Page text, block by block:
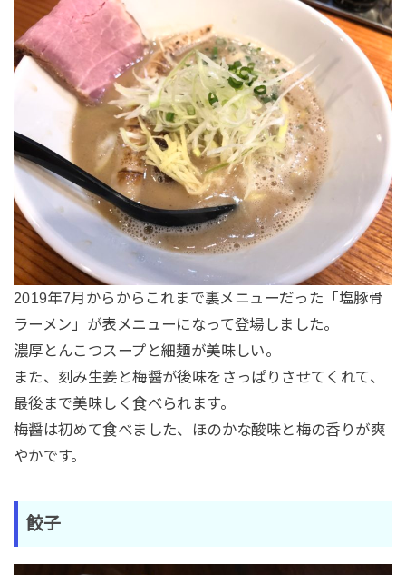
2019年7月からからこれまで裏メニューだった「塩豚骨
ラーメン」が表メニューになって登場しました。
濃厚とんこつスープと細麺が美味しい。
また、刻み生姜と梅醤が後味をさっぱりさせてくれて、
最後まで美味しく食べられます。
梅醤は初めて食べました、ほのかな酸味と梅の香りが爽
やかです。
餃子